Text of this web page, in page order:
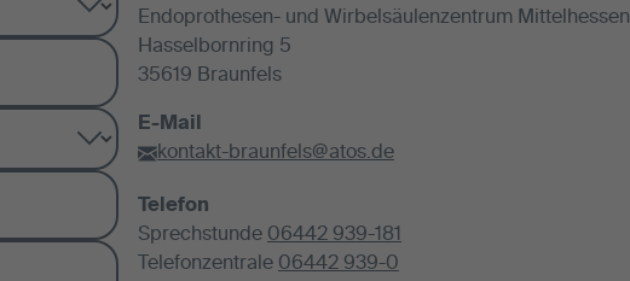
Endoprothesen- und Wirbelsäulenzentrum Mittelhessen
Hasselbornring 5
35619 Braunfels
E-Mail
kontakt-braunfels@atos.de
Telefon
Sprechstunde 06442 939-181
Telefonzentrale 06442 939-0